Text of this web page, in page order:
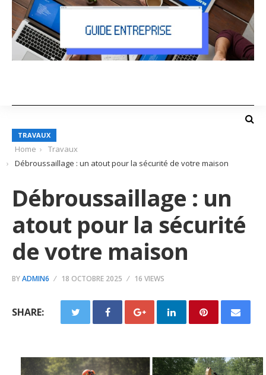
TRAVAUX
Home
Travaux
Débroussaillage : un atout pour la sécurité de votre maison
Débroussaillage : un
atout pour la sécurité
de votre maison
BYADMIN6 18 OCTOBRE 2025 16 VIEWS
SHARE: